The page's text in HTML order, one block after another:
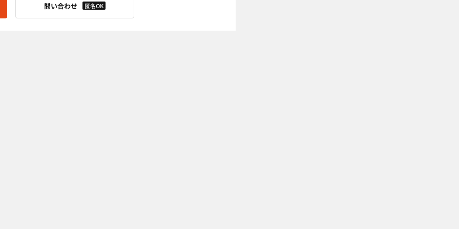
問い合わせ 匿名OK